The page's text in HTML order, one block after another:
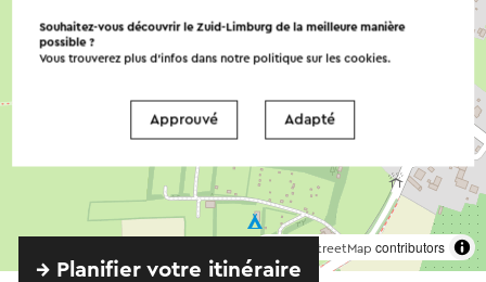
OpenStreetMap contributors
→ Planifier votre itinéraire
Souhaitez-vous découvrir le Zuid-Limburg de la meilleure manière
possible ?
Vous trouverez plus d’infos dans notre politique sur lescookies.
Approuvé Adapté